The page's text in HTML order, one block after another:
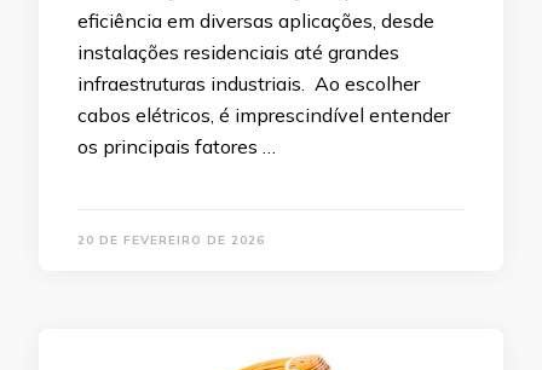
eficiência em diversas aplicações, desde
instalações residenciais até grandes
infraestruturas industriais. Ao escolher
cabos elétricos, é imprescindível entender
os principais fatores …
20 DE FEVEREIRO DE 2026